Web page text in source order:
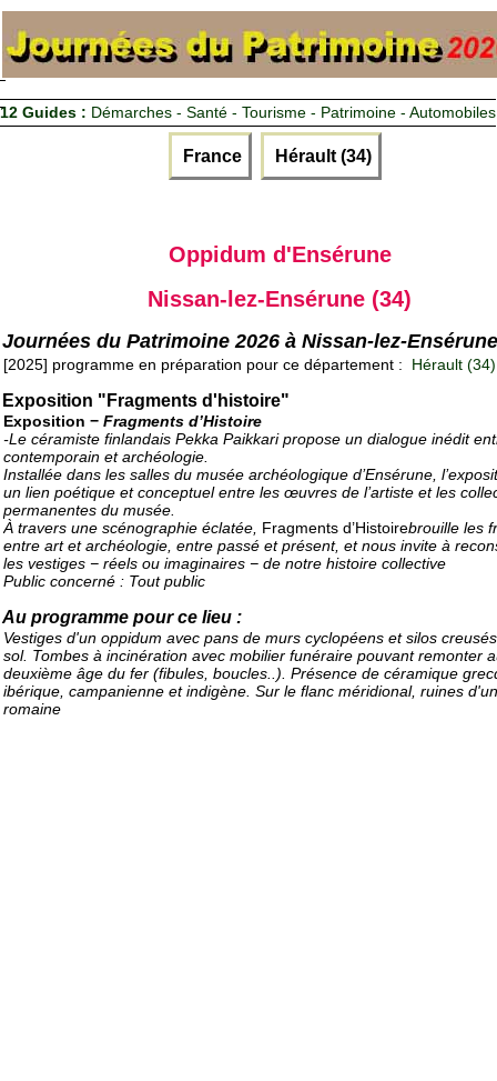
12 Guides : Démarches - Santé - Tourisme - Patrimoine - Automobiles
France Hérault (34)
Oppidum d'Ensérune
Nissan-lez-Ensérune (34)
Journées du Patrimoine 2026 à Nissan-lez-Ensérune
[2025] programme en préparation pour ce département : Hérault (34)
Exposition "Fragments d'histoire"
Exposition − Fragments d’Histoire
-Le céramiste finlandais Pekka Paikkari propose un dialogue inédit
contemporain et archéologie.
Installée dans les salles du musée archéologique d’Ensérune,
un lien poétique et conceptuel entre les œuvres de l’artiste et les
permanentes du musée.
À travers une scénographie éclatée, Fragments d’Histoirebrouille les
entre art et archéologie, entre passé et présent, et nous invite à
les vestiges − réels ou imaginaires − de notre histoire collective
Public concerné : Tout public
Au programme pour ce lieu :
Vestiges d'un oppidum avec pans de murs cyclopéens et silos
sol. Tombes à incinération avec mobilier funéraire pouvant remonter
deuxième âge du fer (fibules, boucles..). Présence de céramique
ibérique, campanienne et indigène. Sur le flanc méridional, ruines
romaine